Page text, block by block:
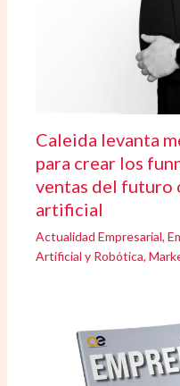
Caleida levanta
para crear los
ventas del futuro
artificial
Actualidad Empresarial,
Artificial y Robótica,